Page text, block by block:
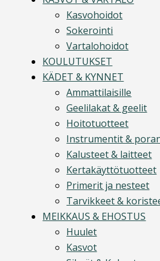
Kasvohoidot
Sokerointi
Vartalohoidot
KOULUTUKSET
KÄDET & KYNNET
Ammattilaisille
Geelilakat & geelit
Hoitotuotteet
Instrumentit &
Kalusteet & laitteet
Kertakäyttötuotteet
Primerit ja nesteet
Tarvikkeet &
MEIKKAUS & EHOSTUS
Huulet
Kasvot